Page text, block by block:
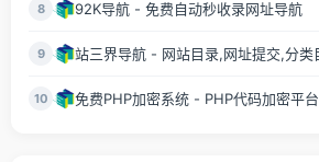
8 92K导航 - 免费自动秒收录网址导航
9
10 免费PHP加密系统 - PHP代码加密平台